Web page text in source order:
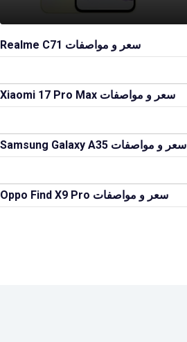
سعر و مواصفات Realme C71
سعر و مواصفات Xiaomi 17 Pro Max
سعر و مواصفات Samsung Galaxy A35
سعر و مواصفات Oppo Find X9 Pro